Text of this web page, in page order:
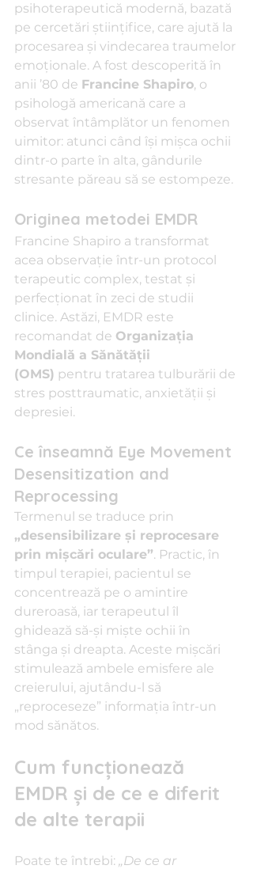
psihoterapeutică modernă, bazată
pe cercetări științifice, care ajută la
procesarea și vindecarea traumelor
emoționale. A fost descoperită în
anii ’80 de Francine Shapiro, o
psihologă americană care a
observat întâmplător un fenomen
uimitor: atunci când își mișca ochii
dintr-o parte în alta, gândurile
stresante păreau să se estompeze.
Originea metodei EMDR
Francine Shapiro a transformat
acea observație într-un protocol
terapeutic complex, testat și
perfecționat în zeci de studii
clinice. Astăzi, EMDR este
recomandat de Organizația
Mondială a Sănătății
(OMS) pentru tratarea tulburării de
stres posttraumatic, anxietății și
depresiei.
Ce înseamnă Eye Movement
Desensitization and
Reprocessing
Termenul se traduce prin
„desensibilizare și reprocesare
prin mișcări oculare”. Practic, în
timpul terapiei, pacientul se
concentrează pe o amintire
dureroasă, iar terapeutul îl
ghidează să-și miște ochii în
stânga și dreapta. Aceste mișcări
stimulează ambele emisfere ale
creierului, ajutându-l să
„reproceseze” informația într-un
mod sănătos.
Cum funcționează
EMDR și de ce e diferit
de alte terapii
Poate te întrebi: „De ce ar